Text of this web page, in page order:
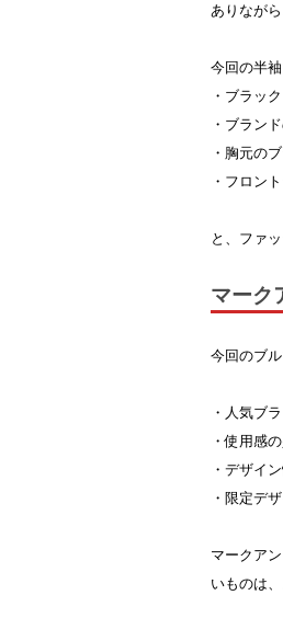
ありなが
今回の半袖
・ブラッ
・ブラン
・胸元の
・フロン
と、ファ
マーク
今回のブ
・人気ブ
・使用感
・デザイ
・限定デ
マークア
いものは